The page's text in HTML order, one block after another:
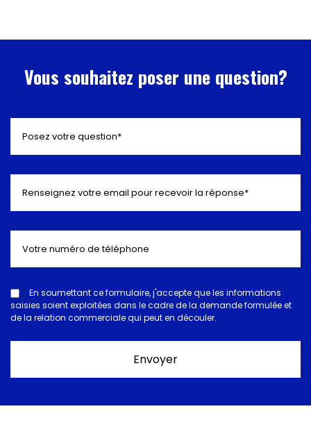
Vous souhaitez poser une question?
En soumettant ce formulaire, j'accepte que les informations
saisies soient exploitées dans le cadre de la demande formulée et
de la relation commerciale qui peut en découler.